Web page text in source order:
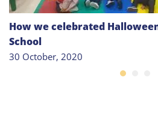
How we celebrated
School
30 October, 2020